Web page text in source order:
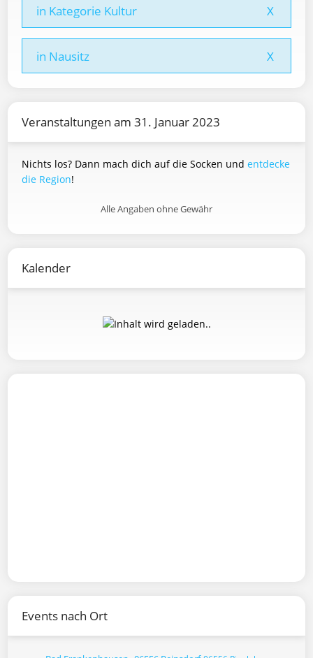
in Kategorie Kultur X
in Nausitz X
Veranstaltungen am 31. Januar 2023
Nichts los? Dann mach dich auf die Socken und entdecke
die Region!
Alle Angaben ohne Gewähr
Kalender
Events nach Ort